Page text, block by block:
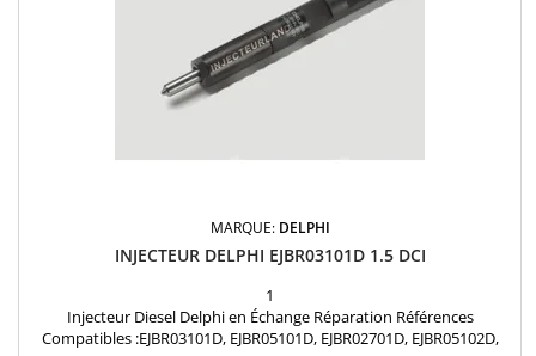
MARQUE: DELPHI
INJECTEUR DELPHI EJBR03101D 1.5 DCI
1
Injecteur Diesel Delphi en Échange Réparation Références
Compatibles :EJBR03101D, EJBR05101D, EJBR02701D, EJBR05102D,